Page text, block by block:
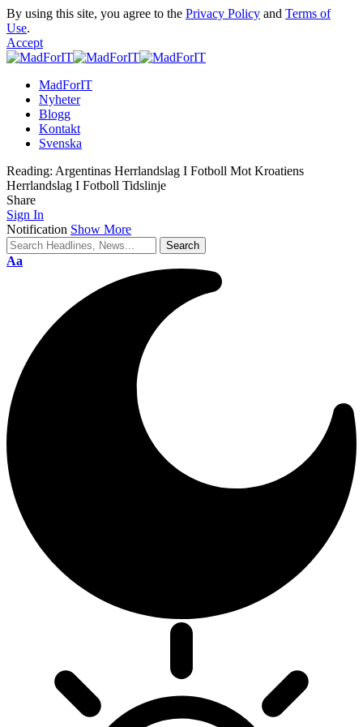
By using this site, you agree to the Privacy Policy and Terms of
Use.
Accept
MadForIT
Nyheter
Blogg
Kontakt
Svenska
Reading: Argentinas Herrlandslag I Fotboll Mot Kroatiens
Herrlandslag I Fotboll Tidslinje
Share
Sign In
Notification Show More
Aa